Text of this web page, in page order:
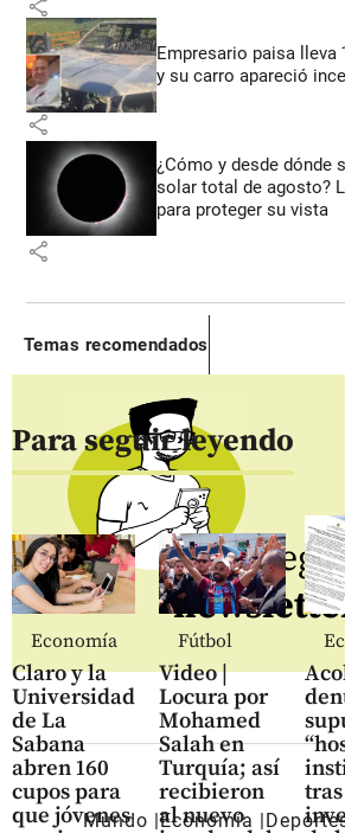
share
Empresario paisa lleva
y su carro apareció
share
¿Cómo y desde dónde
solar total de agosto?
para proteger su vista
share
Temas recomendados
Para seguir leyendo
Economía
Claro y la
Universidad
de La
Sabana
abren 160
cupos para
que jóvenes
Fútbol
Video |
Locura por
Mohamed
Salah en
Turquía; así
recibieron
al nuevo
tras
Mundo Economía